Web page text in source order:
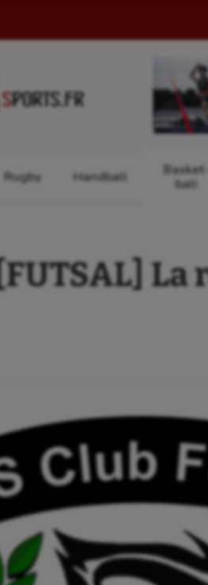
Rugby Handball
Basket-
ball
[FUTSAL]